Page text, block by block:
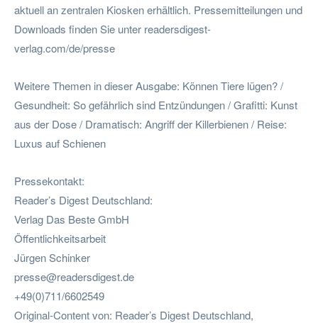
aktuell an zentralen Kiosken erhältlich. Pressemitteilungen und
Downloads finden Sie unter readersdigest-
verlag.com/de/presse
Weitere Themen in dieser Ausgabe: Können Tiere lügen? /
Gesundheit: So gefährlich sind Entzündungen / Grafitti: Kunst
aus der Dose / Dramatisch: Angriff der Killerbienen / Reise:
Luxus auf Schienen
Pressekontakt:
Reader’s Digest Deutschland:
Verlag Das Beste GmbH
Öffentlichkeitsarbeit
Jürgen Schinker
presse@readersdigest.de
+49(0)711/6602549
Original-Content von: Reader’s Digest Deutschland,